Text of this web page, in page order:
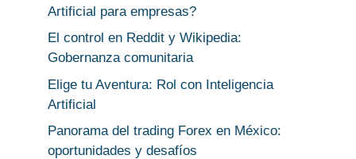
Artificial para empresas?
El control en Reddit y Wikipedia:
Gobernanza comunitaria
Elige tu Aventura: Rol con Inteligencia
Artificial
Panorama del trading Forex en México:
oportunidades y desafíos